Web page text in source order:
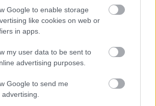
Google to enable storage
like cookies on web or
in apps.
my user data to be sent to
advertising purposes.
Google to send me
hírek
ÁTIGAZOLÁSOK